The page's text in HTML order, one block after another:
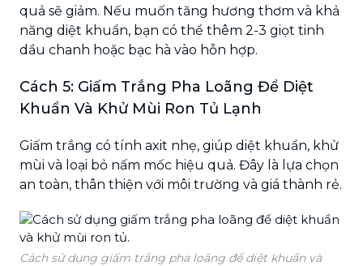
quả sẽ giảm. Nếu muốn tăng hương thơm và khả
năng diệt khuẩn, bạn có thể thêm 2-3 giọt tinh
dầu chanh hoặc bạc hà vào hỗn hợp.
Cách 5: Giấm Trắng Pha Loãng Để Diệt
Khuẩn Và Khử Mùi Ron Tủ Lạnh
Giấm trắng có tính axit nhẹ, giúp diệt khuẩn, khử
mùi và loại bỏ nấm mốc hiệu quả. Đây là lựa chọn
an toàn, thân thiện với môi trường và giá thành rẻ.
Cách sử dụng giấm trắng pha loãng để diệt khuẩn và